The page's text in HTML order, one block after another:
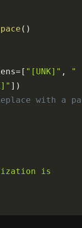
( )
= [ "[UNK]" ,
"
] )
with a
is